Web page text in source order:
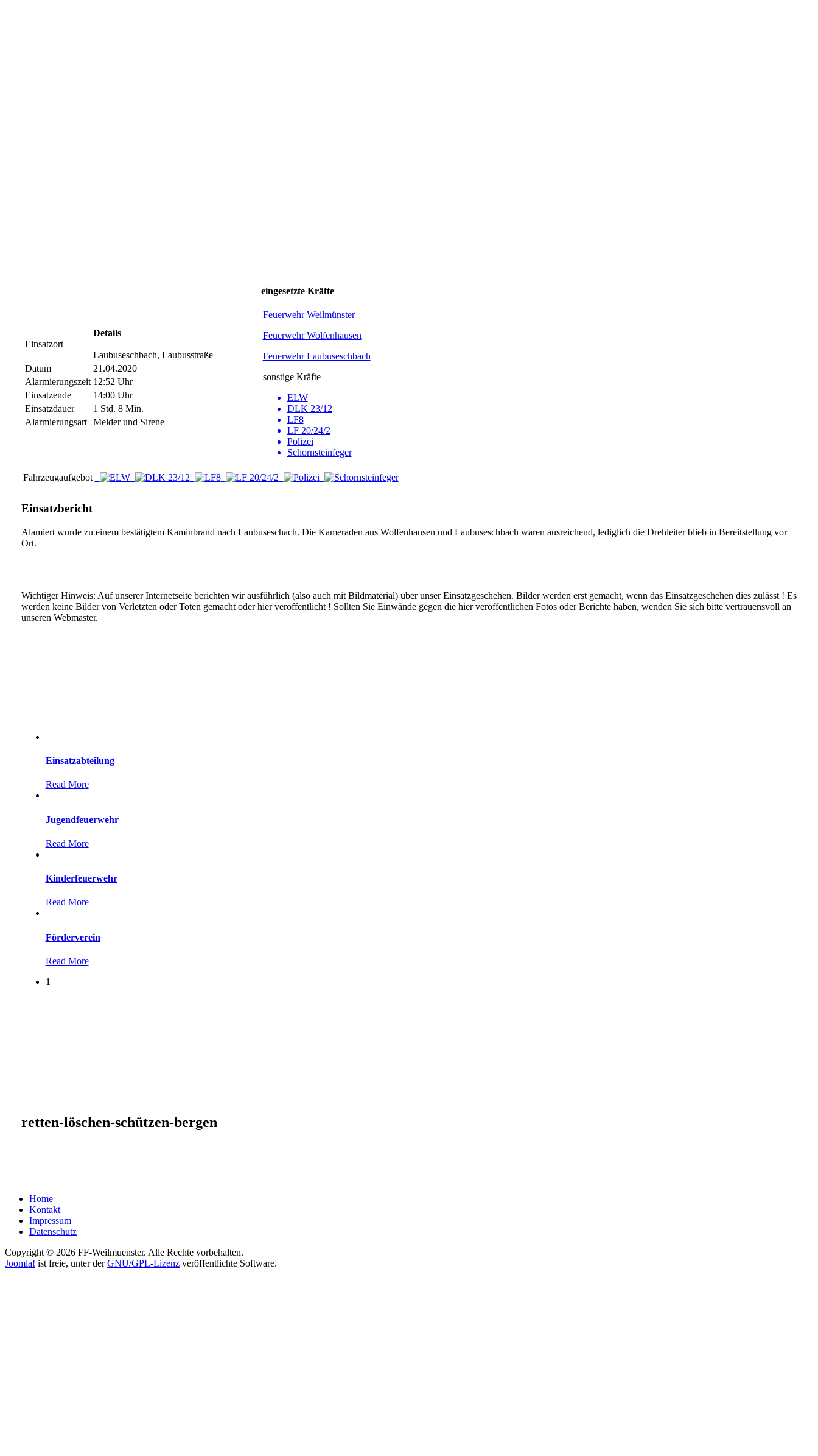
Einsatzort
Details
Laubuseschbach, Laubusstraße
Datum
21.04.2020
Alarmierungszeit 12:52 Uhr
Einsatzende
14:00 Uhr
Einsatzdauer
1 Std. 8 Min.
Alarmierungsart
Melder und Sirene
eingesetzte Kräfte
Feuerwehr Weilmünster
Feuerwehr Wolfenhausen
Feuerwehr Laubuseschbach
sonstige Kräfte
ELW
DLK 23/12
LF8
LF 20/24/2
Polizei
Schornsteinfeger
Fahrzeugaufgebot
Einsatzbericht
Alamiert wurde zu einem bestätigtem Kaminbrand nach Laubuseschach. Die Kameraden aus Wolfenhausen und Laubuseschbach waren ausreichend, lediglich die Drehleiter blieb in Bereitstellung vor
Ort.
Wichtiger Hinweis: Auf unserer Internetseite berichten wir ausführlich (also auch mit Bildmaterial) über unser Einsatzgeschehen. Bilder werden erst gemacht, wenn das Einsatzgeschehen dies zulässt ! Es
werden keine Bilder von Verletzten oder Toten gemacht oder hier veröffentlicht ! Sollten Sie Einwände gegen die hier veröffentlichen Fotos oder Berichte haben, wenden Sie sich bitte vertrauensvoll an
unseren Webmaster.
Einsatzabteilung
Read More
Jugendfeuerwehr
Read More
Kinderfeuerwehr
Read More
Förderverein
Read More
1
retten-löschen-schützen-bergen
Home
Kontakt
Impressum
Datenschutz
Copyright © 2026 FF-Weilmuenster. Alle Rechte vorbehalten.
Joomla! ist freie, unter derGNU/GPL-Lizenz veröffentlichte Software.